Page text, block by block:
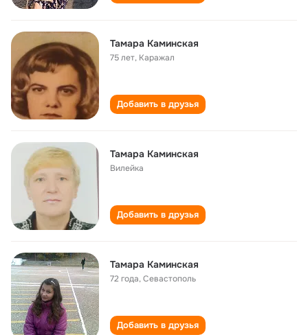
Тамара Каминская
75 лет, Каражал
Добавить в друзья
Тамара Каминская
Вилейка
Добавить в друзья
Тамара Каминская
72 года,Севастополь
Добавить в друзья